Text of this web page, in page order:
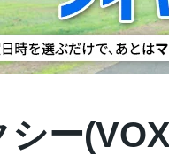
シー